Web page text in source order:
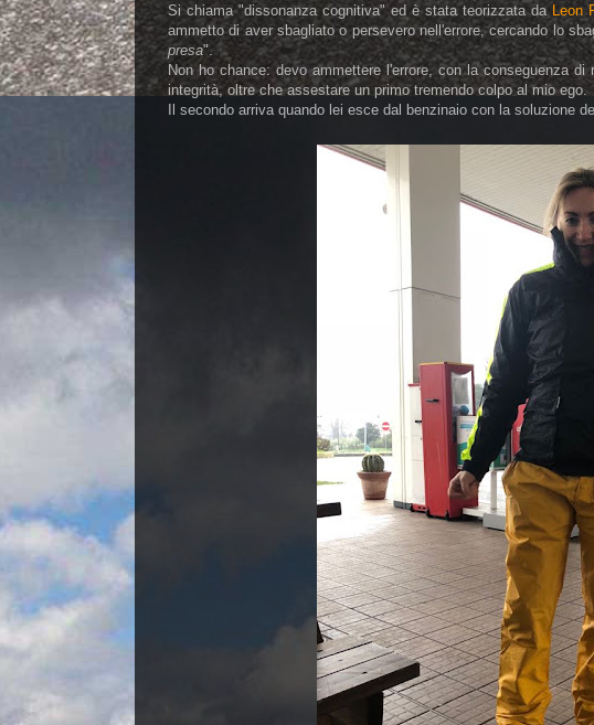
Si chiama "dissonanza cognitiva" ed è stata teorizzata da
Leon
ammetto di aver sbagliato o persevero nell'errore, cercando lo
presa".
Non ho chance: devo ammettere l'errore, con la conseguenza
integrità, oltre che assestare un primo tremendo colpo al mio ego.
Il secondo arriva quando lei esce dal benzinaio con la soluzione